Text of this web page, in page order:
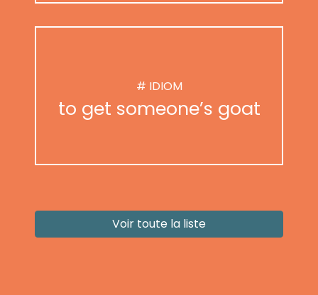
# IDIOM
to get someone’s goat
Voir toute la liste